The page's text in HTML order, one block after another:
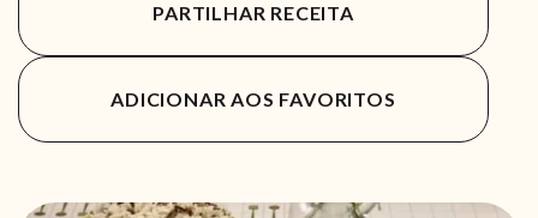
PARTILHAR RECEITA
ADICIONAR AOS FAVORITOS